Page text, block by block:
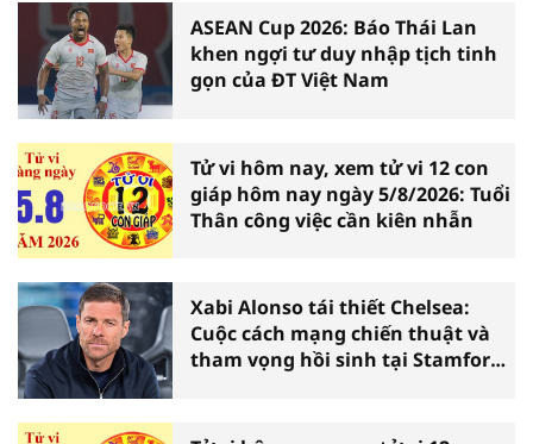
ASEAN Cup 2026: Báo Thái Lan
khen ngợi tư duy nhập tịch tinh
gọn của ĐT Việt Nam
Tử vi hôm nay, xem tử vi 12 con
giáp hôm nay ngày 5/8/2026: Tuổi
Thân công việc cần kiên nhẫn
Xabi Alonso tái thiết Chelsea:
Cuộc cách mạng chiến thuật và
tham vọng hồi sinh tại Stamford